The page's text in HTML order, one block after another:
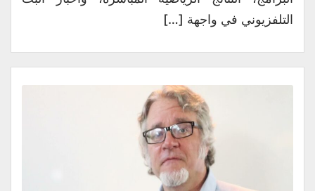
التلفزيوني في واجهة […]